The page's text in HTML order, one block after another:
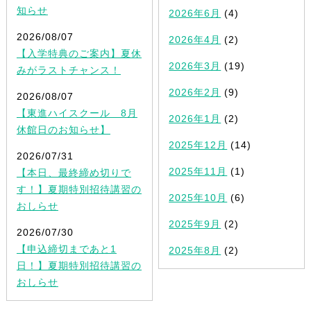
知らせ
2026/08/07
【入学特典のご案内】夏休
みがラストチャンス！
2026/08/07
【東進ハイスクール 8月
休館日のお知らせ】
2026/07/31
【本日、最終締め切りで
す！】夏期特別招待講習の
おしらせ
2026/07/30
【申込締切まであと1
日！】夏期特別招待講習の
おしらせ
2026年6月 (4)
2026年4月 (2)
2026年3月 (19)
2026年2月 (9)
2026年1月 (2)
2025年12月 (14)
2025年11月 (1)
2025年10月 (6)
2025年9月 (2)
2025年8月 (2)